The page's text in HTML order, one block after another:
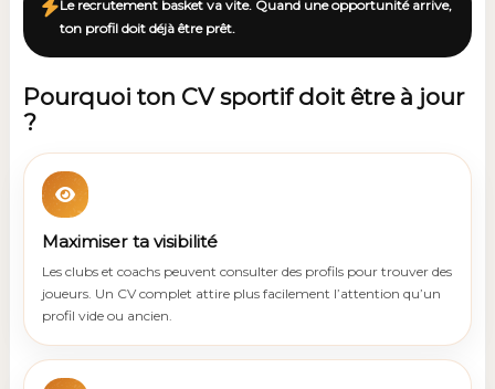
Le recrutement basket va vite. Quand une opportunité arrive,
ton profil doit déjà être prêt.
Pourquoi ton CV sportif doit être à jour
?
Maximiser ta visibilité
Les clubs et coachs peuvent consulter des profils pour trouver des
joueurs. Un CV complet attire plus facilement l’attention qu’un
profil vide ou ancien.